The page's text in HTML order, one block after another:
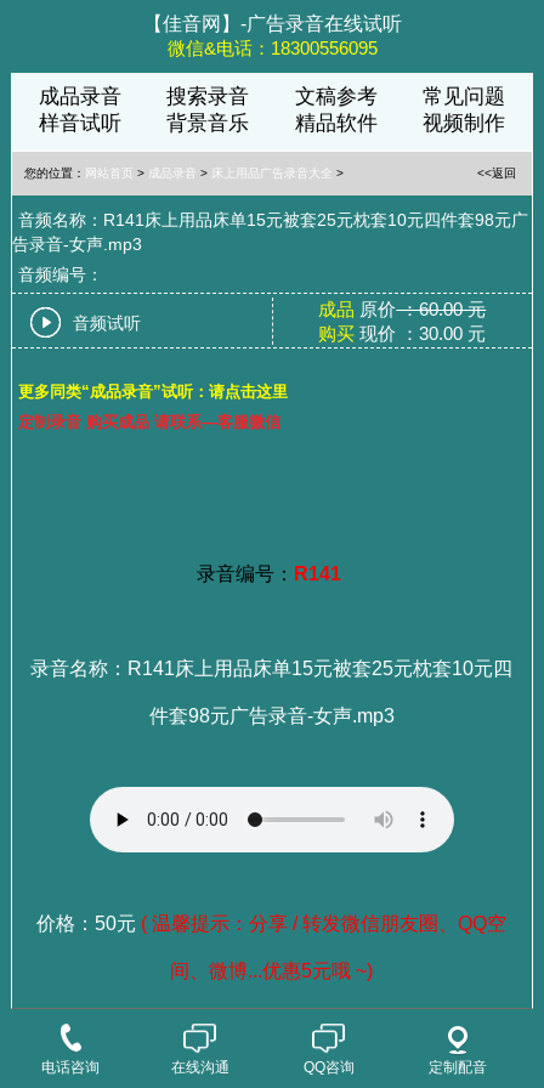
【佳音网】-广告录音在线试听
微信&电话：18300556095
成品录音 搜索录音 文稿参考
常见问题
样音试听
背景音乐 精品软件 视频制作
您的位置： 网站首页 > 成品录音 > 床上用品广告录音大全 > <<返回
音频名称：R141床上用品床单15元被套25元枕套10元四件套98元广
告录音-女声.mp3
音频编号：
音频试听
成品 原价：60.00 元
购买 现价 ：30.00 元
更多同类“成品录音”试听：请点击这里
定制录音 购买成品 请联系—客服微信
录音编号： R141
录音名称：R141床上用品床单15元被套25元枕套10元四
件套98元广告录音-女声.mp3
价格：50元 ( 温馨提示：分享 / 转发微信朋友圈、QQ空
间、微博...优惠5元哦 ~)
选择成品录音 点这里查看>>>
电话咨询 在线沟通 QQ咨询 定制配音